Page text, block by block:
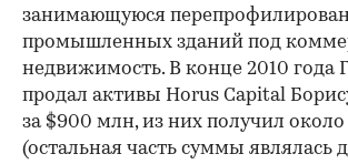
занимающуюся
промышленных зданий под
недвижимость. В конце 2010 года
продал активы Horus Capital
за $900 млн, из них получил
(остальная часть суммы являлась